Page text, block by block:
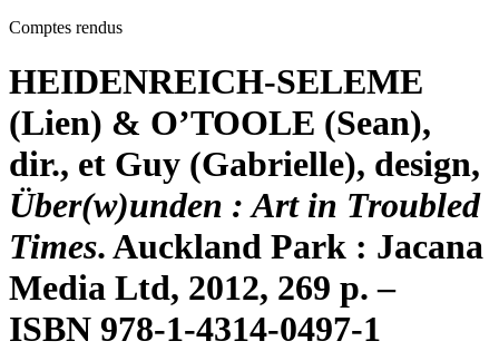
Comptes rendus
HEIDENREICH-SELEME
(Lien) & O’TOOLE (Sean),
dir., et Guy (Gabrielle), design,
Über(w)unden : Art in Troubled
Times. Auckland Park : Jacana
Media Ltd, 2012, 269 p. –
ISBN 978-1-4314-0497-1